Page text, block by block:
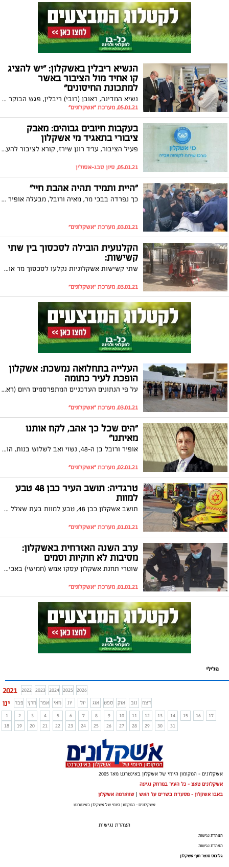
הנשיא ריבלין באשקלון: "יש להציג
קו אחיד מול הציבור באשר
למתכונת החיסונים"
נשיא המדינה, ראובן (רובי) ריבלין, פגש הבוקר (שלישי) את המתחסן הראשון בשלב ב' של החיסון הישראלי של המכון הביולוגי במרכז הרפואי ברזילי באשקלון. במהלך הביקור סייר הנשיא בבית החולים והביע דאגה נוכח המסרים הסותרים במערכת הבריאות
05.01.21, מערכת "אשקלונים"
בעקבות חיובים גבוהים: מאבק
ציבורי בתאגיד מי אשקלון
פעיל הציבור, עו"ד רונן שירז, קורא לציבור להעביר אליו חשבונות מים חריגים שקיבלו בשנה האחרונה ומכתבים על נזילות ומאיים בהגשת תביעה ייצוגית. בפנייה לראש העיר, תומר גלאם, הוא דורש ממנו להתפטר מתפקידו כיו"ר התאגיד. העירייה" "פופוליזם זול"
05.01.21, סיון סבג-אסולין
"היית ותמיד תהיה אהבת חיי"
כך נפרדה בבכי מר, מאיה ורובל, מבעלה אופיר ז"ל, שטבע למוות ביום שישי האחרון. מאות ליוו אותו בדרכו האחרונה וסיפרו על האדם שהיה כולו נתינה ואהבה למען האחר
03.01.21, מערכת "אשקלונים"
הקלנועית הובילה לסכסוך בין שתי
קשישות:
שתי קשישות אשקלוניות נקלעו לסכסוך מר אודות פגיעה מסתורית בקלנועית של אחת מהן. לאחרונה הכריע בית המשפט בסוגיה יוצאת הדופן
03.01.21, מערכת "אשקלונים"
העלייה בתחלואה נמשכת: אשקלון
הופכת לעיר כתומה
על פי הנתונים העדכניים המתפרסמים היום (ראשון) בעיר ישנם 502 חולים פעילים מתוכם 45 חולים חדשים. הנתונים מתפרסמים על רקע מספר שיא של נבדקים
03.01.21, מערכת "אשקלונים"
"הים שכל כך אהב, לקח אותנו
מאיתנו"
אופיר ורובל בן ה-48, נשוי ואב לשלוש בנות, הוא הצוללן שנמשה אתמול (שישי) מהמים. חבריו ובני משפחתו נותרו המומים וכואבים. "הוא היה בן אדם זהב, חייכן, עם לב ענק, לא ייאמן שהוא איננו"
02.01.21, מערכת "אשקלונים"
טרגדיה: תושב העיר כבן 48 טבע
למוות
תושב אשקלון כבן 48, טבע למוות בעת שצלל בחוף המרינה. מדובר באדם מוכר בעיר שרבים עבדו איתו והעריכו אותו. חברו סיפר: "אדם זהב שאהב מאוד את הים ולבסוף הים לקח אותו"
01.01.21, מערכת "אשקלונים"
ערב השנה האזרחית באשקלון:
מסיבות לא חוקיות וסמים
שוטרי תחנת אשקלון עסקו אמש (חמישי) באכיפת הסגר ומניעת התקהלויות בשל חגיגות כניסת השנה האזרחית החדשה. במהלך הפעילות אותרו מסיבות לא חוקיות עם מספר רב של משתתפים ובתי עסק שמכרו אלכוהול בניגוד לחוק
01.01.21, מערכת "אשקלונים"
פלילי
2021 2022 2023 2024 2025 2026
ינו פבר מרץ אפר מאי יונ יול אוג ספט אוק נוב
דצמ
1
2 3 4 5 6 7 8 9 10 11 12 13 14 15 16
17
18
19 20 21 22 23 24 25 26 27 28 29 30 31
אשקלונים - המקומון היומי של אשקלון באינטרנט מאז 2005
אשקלונים טאצ - כל העיר במרחק נגיעה
באבו אשקלון - מסעדת בשרים על האש | שווארמה אשקלון
אשקלונים - המקומון היומי של אשקלון באינטרנט
הצהרת נגישות
הצהרת נגישות
הצהרת נגישות
גלובוס סנטר חוף אשקלון